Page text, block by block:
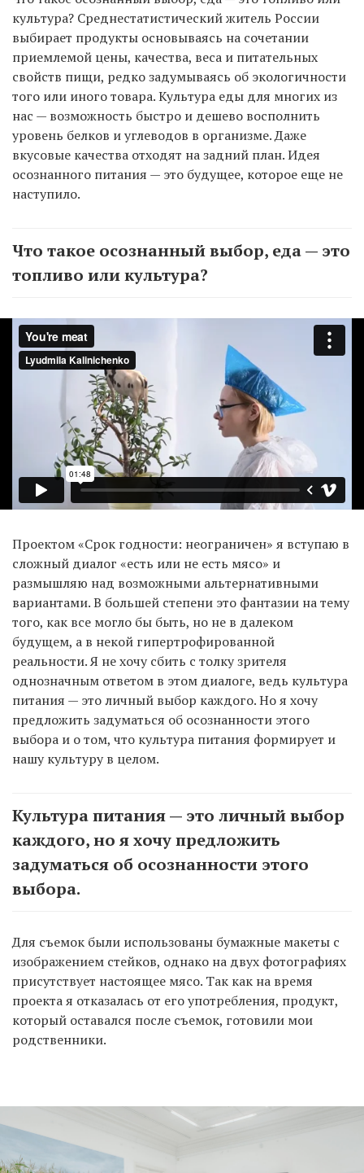
культура? Среднестатистический житель России
выбирает продукты основываясь на сочетании
приемлемой цены, качества, веса и питательных
свойств пищи, редко задумываясь об экологичности
того или иного товара. Культура еды для многих из
нас — возможность быстро и дешево восполнить
уровень белков и углеводов в организме. Даже
вкусовые качества отходят на задний план. Идея
осознанного питания — это будущее, которое еще не
наступило.
Что такое осознанный выбор, еда — это
топливо или культура?
Проектом «Срок годности: неограничен» я вступаю в
сложный диалог «есть или не есть мясо» и
размышляю над возможными альтернативными
вариантами. В большей степени это фантазии на тему
того, как все могло бы быть, но не в далеком
будущем, а в некой гипертрофированной
реальности. Я не хочу сбить с толку зрителя
однозначным ответом в этом диалоге, ведь культура
питания — это личный выбор каждого. Но я хочу
предложить задуматься об осознанности этого
выбора и о том, что культура питания формирует и
нашу культуру в целом.
Культура питания — это личный выбор
каждого, но я хочу предложить
задуматься об осознанности этого
выбора.
Для съемок были использованы бумажные макеты с
изображением стейков, однако на двух фотографиях
присутствует настоящее мясо. Так как на время
проекта я отказалась от его употребления, продукт,
который оставался после съемок, готовили мои
родственники.